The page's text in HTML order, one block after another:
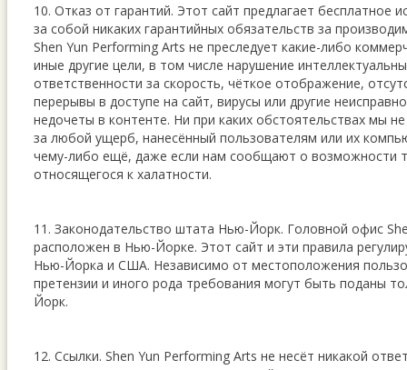
10. Отказ от гарантий. Этот сайт предлагает бесплатное
за собой никаких гарантийных обязательств за
Shen Yun Performing Arts не преследует какие-либо
иные другие цели, в том числе нарушение
ответственности за скорость, чёткое отображение,
перерывы в доступе на сайт, вирусы или другие
недочеты в контенте. Ни при каких обстоятельствах мы
за любой ущерб, нанесённый пользователям или их
чему-либо ещё, даже если нам сообщают о возможности
относящегося к халатности.
11. Законодательство штата Нью-Йорк. Головной офис
расположен в Нью-Йорке. Этот сайт и эти правила
Нью-Йорка и США. Независимо от местоположения
претензии и иного рода требования могут быть поданы
Йорк.
12. Ссылки. Shen Yun Performing Arts не несёт никакой